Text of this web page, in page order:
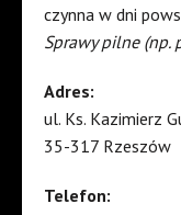
czynna w dni
Sprawy pilne (np.
Adres:
ul. Ks. Kazimierz
35-317 Rzeszów
Telefon: